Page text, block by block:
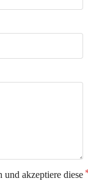
und akzeptiere diese